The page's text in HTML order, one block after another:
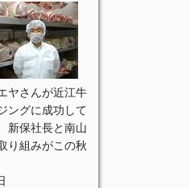
ヤさんが近江牛
ングに成功して
新保社長と南山
り組みがこの秋